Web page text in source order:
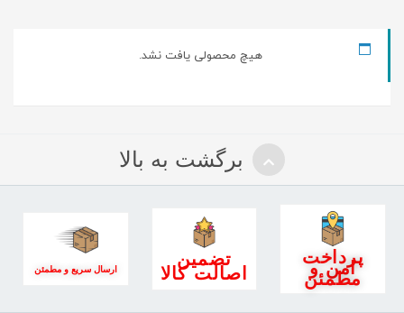
هیچ محصولی یافت نشد.
برگشت به بالا
پرداخت
امن و
مطمئن
تضمین
اصالت کالا ارسال سریع و مطمئن